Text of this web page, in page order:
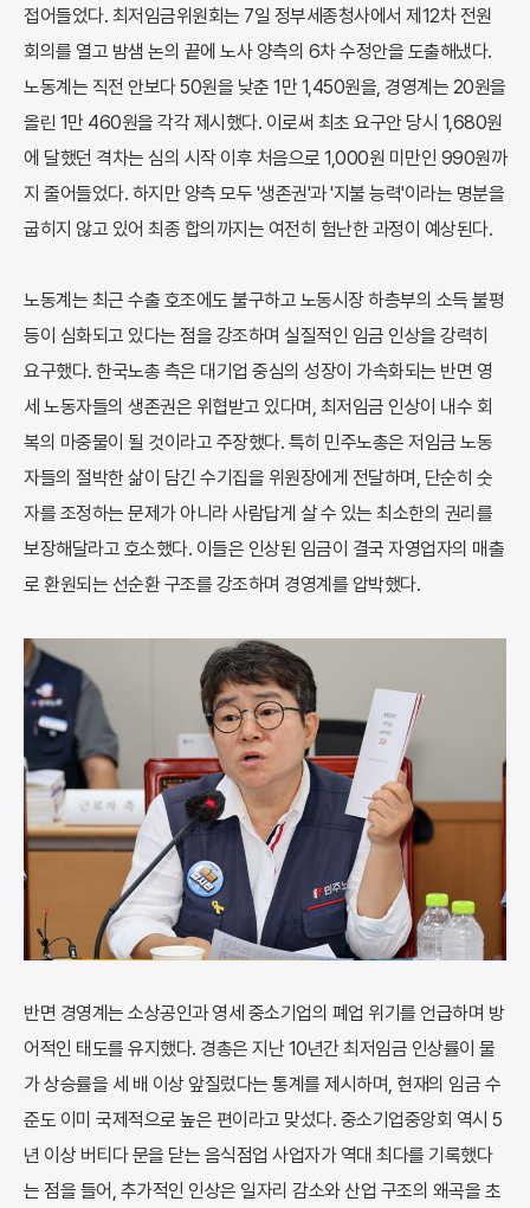
접어들었다. 최저임금위원회는 7일 정부세종청사에서 제12차 전원
회의를 열고 밤샘 논의 끝에 노사 양측의 6차 수정안을 도출해냈다.
노동계는 직전 안보다 50원을 낮춘 1만 1,450원을, 경영계는 20원을
올린 1만 460원을 각각 제시했다. 이로써 최초 요구안 당시 1,680원
에 달했던 격차는 심의 시작 이후 처음으로 1,000원 미만인 990원까
지 줄어들었다. 하지만 양측 모두 '생존권'과 '지불 능력'이라는 명분을
굽히지 않고 있어 최종 합의까지는 여전히 험난한 과정이 예상된다.
노동계는 최근 수출 호조에도 불구하고 노동시장 하층부의 소득 불평
등이 심화되고 있다는 점을 강조하며 실질적인 임금 인상을 강력히
요구했다. 한국노총 측은 대기업 중심의 성장이 가속화되는 반면 영
세 노동자들의 생존권은 위협받고 있다며, 최저임금 인상이 내수 회
복의 마중물이 될 것이라고 주장했다. 특히 민주노총은 저임금 노동
자들의 절박한 삶이 담긴 수기집을 위원장에게 전달하며, 단순히 숫
자를 조정하는 문제가 아니라 사람답게 살 수 있는 최소한의 권리를
보장해달라고 호소했다. 이들은 인상된 임금이 결국 자영업자의 매출
로 환원되는 선순환 구조를 강조하며 경영계를 압박했다.
반면 경영계는 소상공인과 영세 중소기업의 폐업 위기를 언급하며 방
어적인 태도를 유지했다. 경총은 지난 10년간 최저임금 인상률이 물
가 상승률을 세 배 이상 앞질렀다는 통계를 제시하며, 현재의 임금 수
준도 이미 국제적으로 높은 편이라고 맞섰다. 중소기업중앙회 역시 5
년 이상 버티다 문을 닫는 음식점업 사업자가 역대 최다를 기록했다
는 점을 들어, 추가적인 인상은 일자리 감소와 산업 구조의 왜곡을 초